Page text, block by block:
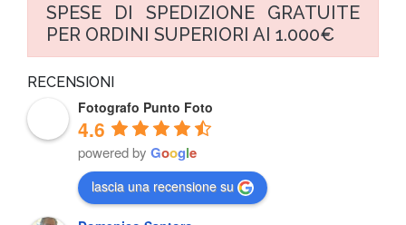
SPESE DI SPEDIZIONE GRATUITE
PER ORDINI SUPERIORI AI 1.000€
RECENSIONI
Fotografo Punto Foto
4.6
powered by Google
lascia una recensione su